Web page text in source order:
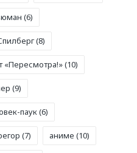
(6)
(8)
«Пересмотра!»(10)
(9)
паук(6)
(7) аниме (10)